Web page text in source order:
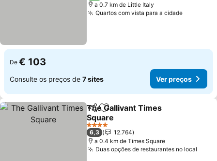
a 0.7 km de Little Italy
Quartos com vista para a cidadeVer
De € 103
Consulte os preços de 7 sites Ver preços
PartilharAdicionar aos favoritos
The Gallivant Times
Square
Ver preços
4 Estrelas
6,3
12.764
a 0.4 km de Times Square
Duas opções de restaurantes no local